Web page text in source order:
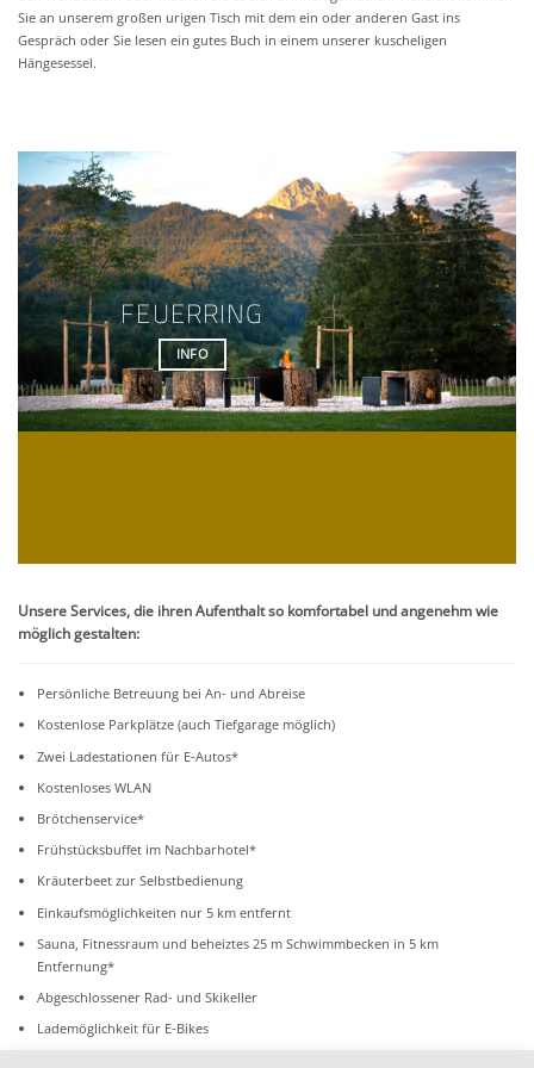
Sie an unserem großen urigen Tisch mit dem ein oder anderen Gast ins
Gespräch oder Sie lesen ein gutes Buch in einem unserer kuscheligen
Hängesessel.
FEUERRING
INFO
Unsere Services, die ihren Aufenthalt so komfortabel und angenehm wie
möglich gestalten:
Persönliche Betreuung bei An- und Abreise
Kostenlose Parkplätze (auch Tiefgarage möglich)
Zwei Ladestationen für E-Autos*
Kostenloses WLAN
Brötchenservice*
Frühstücksbuffet im Nachbarhotel*
Kräuterbeet zur Selbstbedienung
Einkaufsmöglichkeiten nur 5 km entfernt
Sauna, Fitnessraum und beheiztes 25 m Schwimmbecken in 5 km
Entfernung*
Abgeschlossener Rad- und Skikeller
Lademöglichkeit für E-Bikes